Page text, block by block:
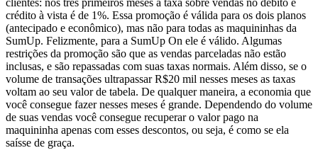
crédito à vista é de 1%. Essa promoção é válida para os dois planos
(antecipado e econômico), mas não para todas as maquininhas da
SumUp. Felizmente, para a SumUp On ele é válido. Algumas
restrições da promoção são que as vendas parceladas não estão
inclusas, e são repassadas com suas taxas normais. Além disso, se o
volume de transações ultrapassar R$20 mil nesses meses as taxas
voltam ao seu valor de tabela. De qualquer maneira, a economia que
você consegue fazer nesses meses é grande. Dependendo do volume
de suas vendas você consegue recuperar o valor pago na
maquininha apenas com esses descontos, ou seja, é como se ela
saísse de graça.